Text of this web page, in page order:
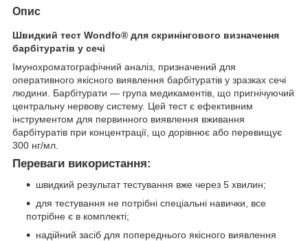
Опис
Швидкий тест Wondfo® для скринінгового визначення
барбітуратів у сечі
Імунохроматографічний аналіз, призначений для
оперативного якісного виявлення барбітуратів у зразках сечі
людини. Барбітурати — група медикаментів, що пригнічуючий
центральну нервову систему. Цей тест є ефективним
інструментом для первинного виявлення вживання
барбітуратів при концентрації, що дорівнює або перевищує
300 нг/мл.
Переваги використання:
швидкий результат тестування вже через 5 хвилин;
для тестування не потрібні спеціальні навички, все
потрібне є в комплекті;
надійний засіб для попереднього якісного виявлення